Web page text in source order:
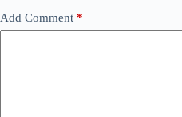
Add Comment *